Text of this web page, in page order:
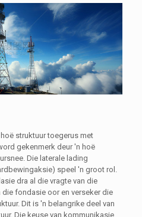
struktuur toegerus met
gekenmerk deur 'n hoë
Die laterale lading
speel 'n groot rol.
dra al die vragte van die
fondasie oor en verseker die
Dit is 'n belangrike deel van
Die keuse van kommunikasie